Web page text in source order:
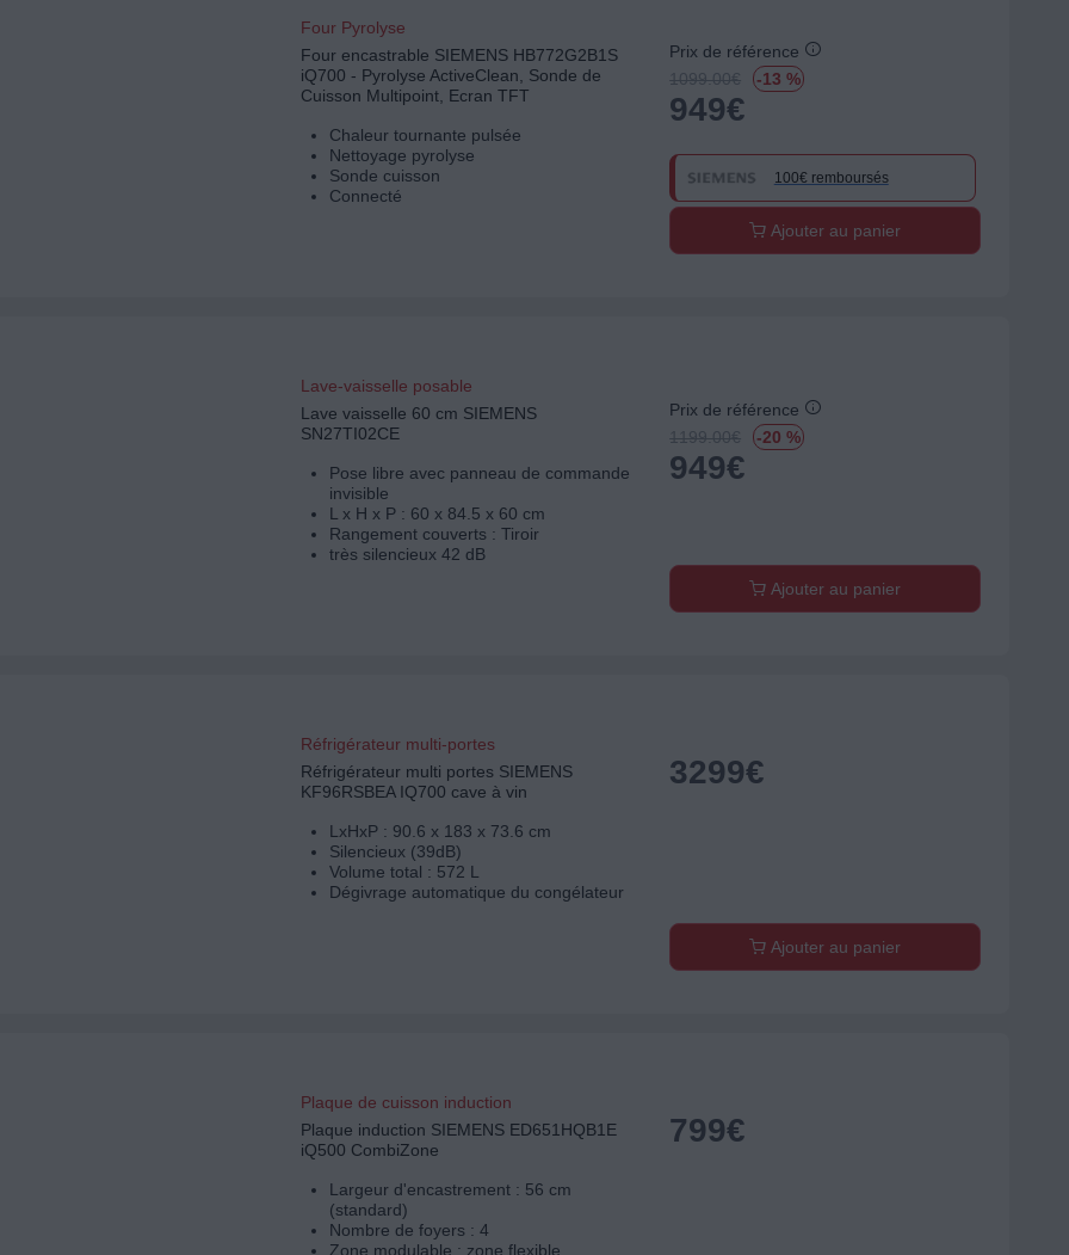
Four Pyrolyse
Four encastrable SIEMENS HB772G2B1S
iQ700 - Pyrolyse ActiveClean, Sonde de
Cuisson Multipoint, Ecran TFT
Chaleur tournante pulsée
Nettoyage pyrolyse
Sonde cuisson
Connecté
Prix de référence
1099.00€ -13 %
949€
100€ remboursés
Ajouter au panier
Lave-vaisselle posable
Lave vaisselle 60 cm SIEMENS
SN27TI02CE
Pose libre avec panneau de commande
invisible
L x H x P : 60 x 84.5 x 60 cm
Rangement couverts : Tiroir
très silencieux 42 dB
Prix de référence
1199.00€ -20 %
949€
Ajouter au panier
Réfrigérateur multi-portes
Réfrigérateur multi portes SIEMENS
KF96RSBEA IQ700 cave à vin
LxHxP : 90.6 x 183 x 73.6 cm
Silencieux (39dB)
Volume total : 572 L
Dégivrage automatique du congélateur
3299€
Ajouter au panier
Plaque de cuisson induction
Plaque induction SIEMENS ED651HQB1E
iQ500 CombiZone
Largeur d'encastrement : 56 cm
(standard)
Nombre de foyers : 4
Zone modulable : zone flexible
799€